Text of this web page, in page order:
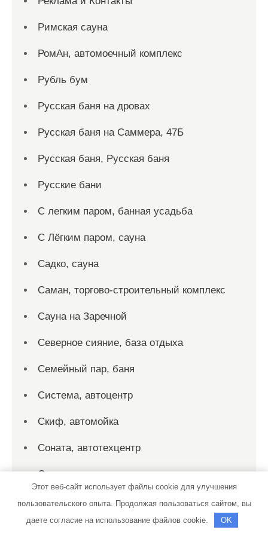
Римская сауна
РомАн, автомоечный комплекс
Рубль бум
Русская баня на дровах
Русская баня на Саммера, 47Б
Русская баня, Русская баня
Русские бани
С легким паром, банная усадьба
С Лёгким паром, сауна
Садко, сауна
Саман, торгово-строительный комплекс
Сауна на Заречной
Северное сияние, база отдыха
Семейный пар, баня
Система, автоцентр
Скиф, автомойка
Соната, автотехцентр
Соната, автотехцентр
Союз-Авто
Спорт-Сервис, спортивно-
Этот веб-сайт использует файлы cookie для улучшения
пользовательского опыта. Продолжая пользоваться сайтом, вы
даете согласие на использование файлов cookie.
OK